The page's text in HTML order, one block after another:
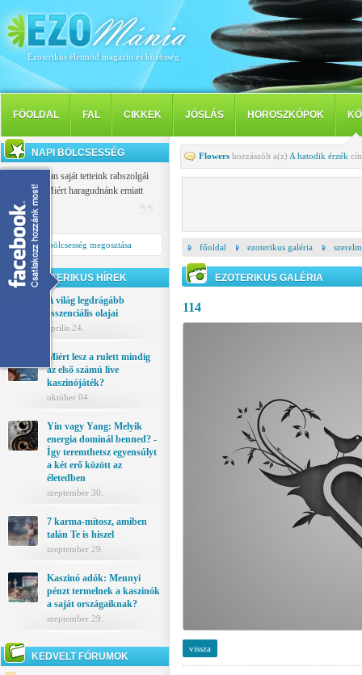
Ezoterikus életmód magazin és közösség
FÖOLDAL FAL CIKKEK JÓSLÁS HOROSZKÓPOK
NAPI BÖLCSESSÉG
Mindannyian saját tetteink rabszolgái
vagyunk: Miért haragudnánk emiatt
másokra?
Buiddha
Napi bölcsesség megosztása
EZOTERIKUS HÍREK
A világ legdrágább
esszenciális olajai
április 24.
Miért lesz a rulett mindig
az első számú live
kaszinójáték?
október 04.
Yin vagy Yang: Melyik
energia dominál benned? -
Így teremthetsz egyensúlyt
a két erő között az
életedben
szeptember 30.
7 karma-mítosz, amiben
talán Te is hiszel
szeptember 29.
Kaszinó adók: Mennyi
pénzt termelnek a kaszinók
a saját országaiknak?
szeptember 29.
KEDVELT FÓRUMOK
Flowers hozzászólt a(z) A hatodik érzék
főoldal ezoterikus galéria
EZOTERIKUS GALÉRIA
114
vissza